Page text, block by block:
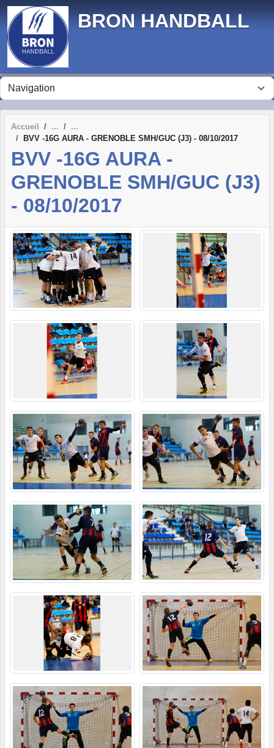
BRON HANDBALL
Accueil
BVV -16G AURA - GRENOBLE SMH/GUC (J3) - 08/10/2017
BVV -16G AURA -
GRENOBLE SMH/GUC (J3)
- 08/10/2017
Panneau de gestion des cookies